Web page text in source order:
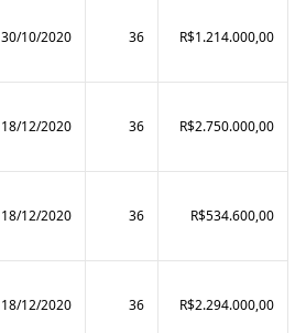
30/10/2020 36 R$1.214.000,00
18/12/2020 36 R$2.750.000,00
18/12/2020 36 R$534.600,00
18/12/2020 36 R$2.294.000,00